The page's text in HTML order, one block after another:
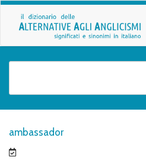
ambassador